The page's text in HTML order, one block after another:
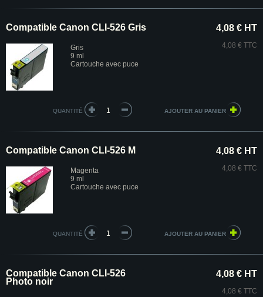
Compatible Canon CLI-526 Gris
Gris
9 ml
Cartouche avec puce
4,08 € HT
4,08 € TTC
QUANTITÉ
Compatible Canon CLI-526 M
Magenta
9 ml
Cartouche avec puce
4,08 € HT
4,08 € TTC
QUANTITÉ
Compatible Canon CLI-526
Photo noir
4,08 € HT
4,08 € TTC